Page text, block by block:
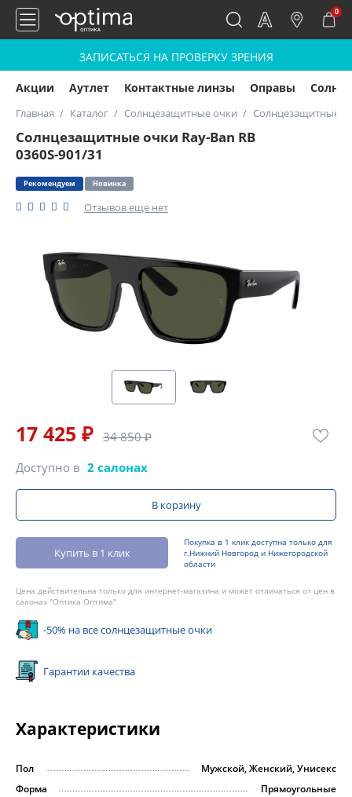
0
ЗАПИСАТЬСЯ НА ПРОВЕРКУ ЗРЕНИЯ
Акции Аутлет Контактные линзы Оправы
Главная Каталог Солнцезащитные очки Солнцезащитные
Солнцезащитные очки Ray-Ban RB
0360S-901/31
Рекомендуем Новинка
Отзывов еще нет
17 425 ₽ 34 850 ₽
Доступно в 2 салонах
В корзину
Купить в 1 клик
Покупка в 1 клик доступна только для
г.Нижний Новгород и Нижегородской
области
Цена действительна только для интернет-магазина и может отличаться от цен в
салонах "Оптика Оптима"
-50% на все солнцезащитные очки
Гарантии качества
Характеристики
Пол
Мужской, Женский, Унисекс
Форма
Прямоугольные